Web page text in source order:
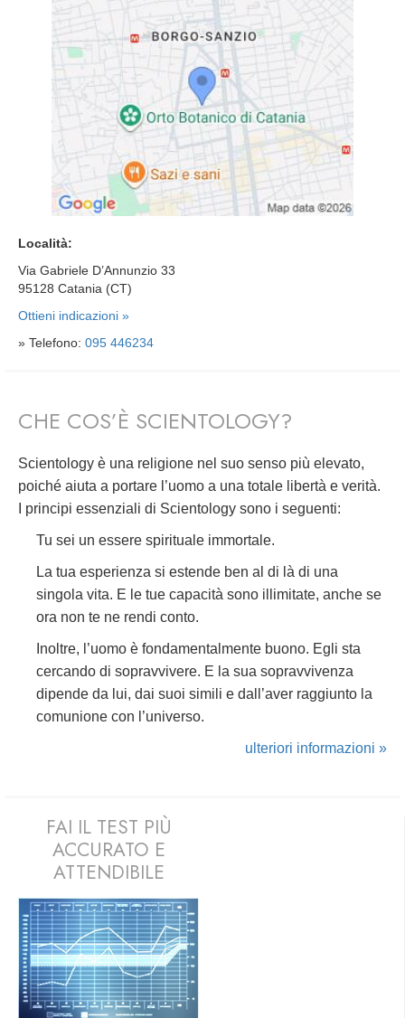
Località:
Via Gabriele D’Annunzio 33
95128 Catania (CT)
Ottieni indicazioni »
» Telefono: 095 446234
CHE COS’È SCIENTOLOGY?
Scientology è una religione nel suo senso più elevato,
poiché aiuta a portare l’uomo a una totale libertà e verità.
I principi essenziali di Scientology sono i seguenti:
Tu sei un essere spirituale immortale.
La tua esperienza si estende ben al di là di una
singola vita. E le tue capacità sono illimitate, anche se
ora non te ne rendi conto.
Inoltre, l’uomo è fondamentalmente buono. Egli sta
cercando di sopravvivere. E la sua sopravvivenza
dipende da lui, dai suoi simili e dall’aver raggiunto la
comunione con l’universo.
ulteriori informazioni »
FAI IL TEST PIÙ
ACCURATO E
ATTENDIBILE